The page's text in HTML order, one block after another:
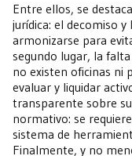
Entre ellos, se
jurídica: el decomiso
armonizarse para
segundo lugar, la
no existen oficinas ni
evaluar y liquidar
transparente sobre
normativo: se
sistema de
Finalmente, y no